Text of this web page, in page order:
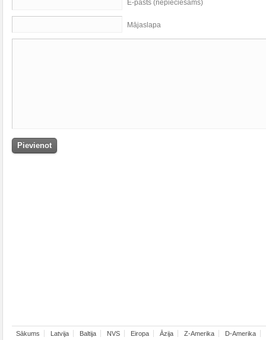
E-pasts (nepieciešams)
Mājaslapa
Sākums Latvija Baltija NVS Eiropa Āzija Z-Amerika D-Amerika